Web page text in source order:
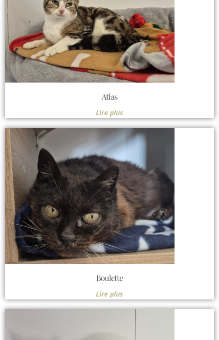
Atlas
Lire plus
Boulette
Lire plus